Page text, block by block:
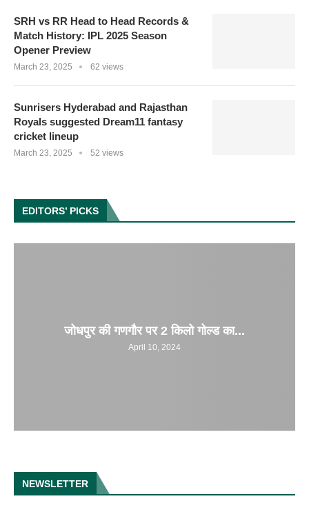
SRH vs RR Head to Head Records &
Match History: IPL 2025 Season
Opener Preview
March 23, 2025 62 views
Sunrisers Hyderabad and Rajasthan
Royals suggested Dream11 fantasy
cricket lineup
March 23, 2025 52 views
EDITORS’ PICKS
जोधपुर की गणगौर पर 2 किलो गोल्ड का...
April 10, 2024
NEWSLETTER